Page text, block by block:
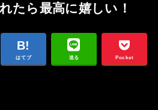
たら最高に嬉しい！
はてブ 送る Pocket